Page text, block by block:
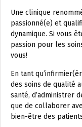
Une clinique
passionné(e) et
dynamique. Si vous
passion pour les
vous!
En tant
des soins de qualité
santé, d’administrer
que de collaborer
bien-être des